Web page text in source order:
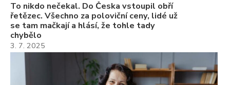
To nikdo nečekal. Do Česka vstoupil obří
řetězec. Všechno za poloviční ceny, lidé už
se tam mačkají a hlásí, že tohle tady
chybělo
3. 7. 2025